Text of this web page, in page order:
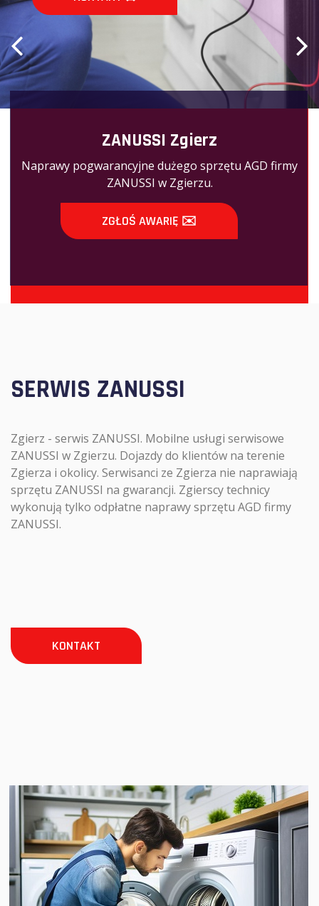
ZANUSSI Zgierz
Naprawy pogwarancyjne dużego sprzętu AGD firmy
ZANUSSI w Zgierzu.
ZGŁOŚ AWARIĘ ✉️
SERWIS ZANUSSI
Zgierz - serwis ZANUSSI. Mobilne usługi serwisowe
ZANUSSI w Zgierzu. Dojazdy do klientów na terenie
Zgierza i okolicy. Serwisanci ze Zgierza nie naprawiają
sprzętu ZANUSSI na gwarancji. Zgierscy technicy
wykonują tylko odpłatne naprawy sprzętu AGD firmy
ZANUSSI.
KONTAKT